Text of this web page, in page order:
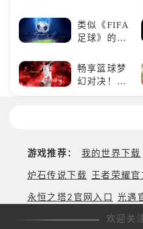
爱的装备出
发吧！
类似《FIFA
足球》的足
荐！快来赢
得世界冠军
畅享篮球梦
幻对决！
《NBA
游戏推荐： 我的世界下载
炉石传说下载 王者荣耀官
永恒之塔2官网入口 光遇
欢迎关